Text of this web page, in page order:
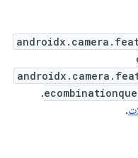
.
.